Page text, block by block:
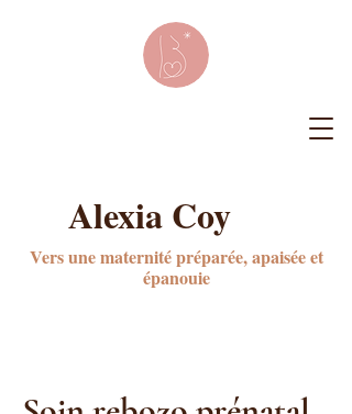
Vers une maternité préparée, apaisée et
épanouie
Alexia Coy